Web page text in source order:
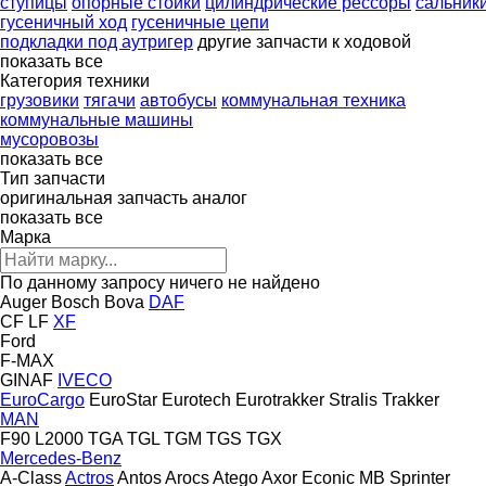
гусеничный ход гусеничные цепи
подкладки под аутригер другие запчасти к ходовой
показать все
Категория техники
грузовики тягачи автобусы коммунальная техника
коммунальные машины
мусоровозы
показать все
Тип запчасти
оригинальная запчасть аналог
показать все
Марка
По данному запросу ничего не найдено
Auger Bosch Bova DAF
CF LF XF
Ford
F-MAX
GINAF IVECO
EuroCargo EuroStar Eurotech Eurotrakker Stralis Trakker
MAN
F90 L2000 TGA TGL TGM TGS TGX
Mercedes-Benz
A-ClassActrosAntosArocsAtegoAxor Econic MB Sprinter